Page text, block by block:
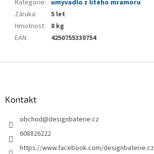
Kategorie: umyvadlo z litého mramoru
Záruka:
5 let
Hmotnost:
8 kg
EAN: 4250755330754
Kontakt
obchod@designbaterie.cz
608826222
https://www.facebook.com/designbaterie.cz